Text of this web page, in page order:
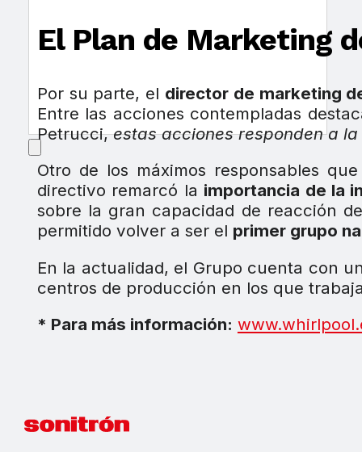
El Plan de Marketing
Por su parte, el director de marketing
Entre las acciones contempladas
Petrucci,estas acciones responden a
Otro de los máximos responsables
directivo remarcó la importancia de la
sobre la gran capacidad de reacción
permitido volver a ser el primer grupo
En la actualidad, el Grupo cuenta con
centros de producción en los que
* Para más información: